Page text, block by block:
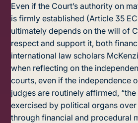
Even if the Court’s authority on
is firmly established (Article 35
ultimately depends on the will of
respect and support it, both
international law scholars
when reflecting on the
courts, even if the independence
judges are routinely affirmed,
exercised by political organs
through financial and procedural